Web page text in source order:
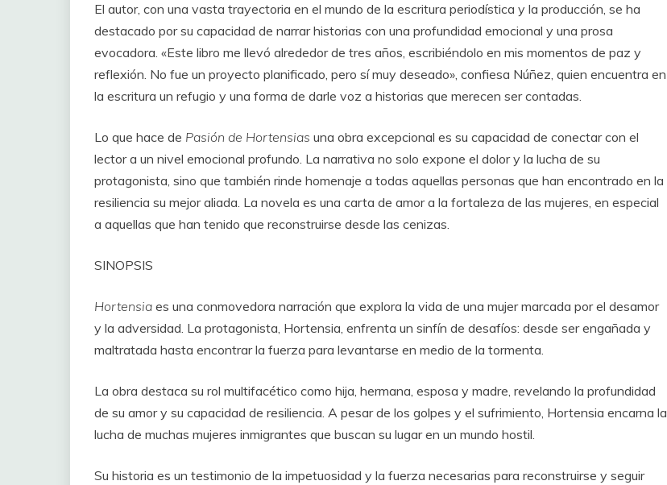
El autor, con una vasta trayectoria en el mundo de la escritura periodística y la producción, se ha
destacado por su capacidad de narrar historias con una profundidad emocional y una prosa
evocadora. «Este libro me llevó alrededor de tres años, escribiéndolo en mis momentos de paz y
reflexión. No fue un proyecto planificado, pero sí muy deseado», confiesa Núñez, quien encuentra en
la escritura un refugio y una forma de darle voz a historias que merecen ser contadas.
Lo que hace de Pasión de Hortensias una obra excepcional es su capacidad de conectar con el
lector a un nivel emocional profundo. La narrativa no solo expone el dolor y la lucha de su
protagonista, sino que también rinde homenaje a todas aquellas personas que han encontrado en la
resiliencia su mejor aliada. La novela es una carta de amor a la fortaleza de las mujeres, en especial
a aquellas que han tenido que reconstruirse desde las cenizas.
SINOPSIS
Hortensia es una conmovedora narración que explora la vida de una mujer marcada por el desamor
y la adversidad. La protagonista, Hortensia, enfrenta un sinfín de desafíos: desde ser engañada y
maltratada hasta encontrar la fuerza para levantarse en medio de la tormenta.
La obra destaca su rol multifacético como hija, hermana, esposa y madre, revelando la profundidad
de su amor y su capacidad de resiliencia. A pesar de los golpes y el sufrimiento, Hortensia encarna la
lucha de muchas mujeres inmigrantes que buscan su lugar en un mundo hostil.
Su historia es un testimonio de la impetuosidad y la fuerza necesarias para reconstruirse y seguir